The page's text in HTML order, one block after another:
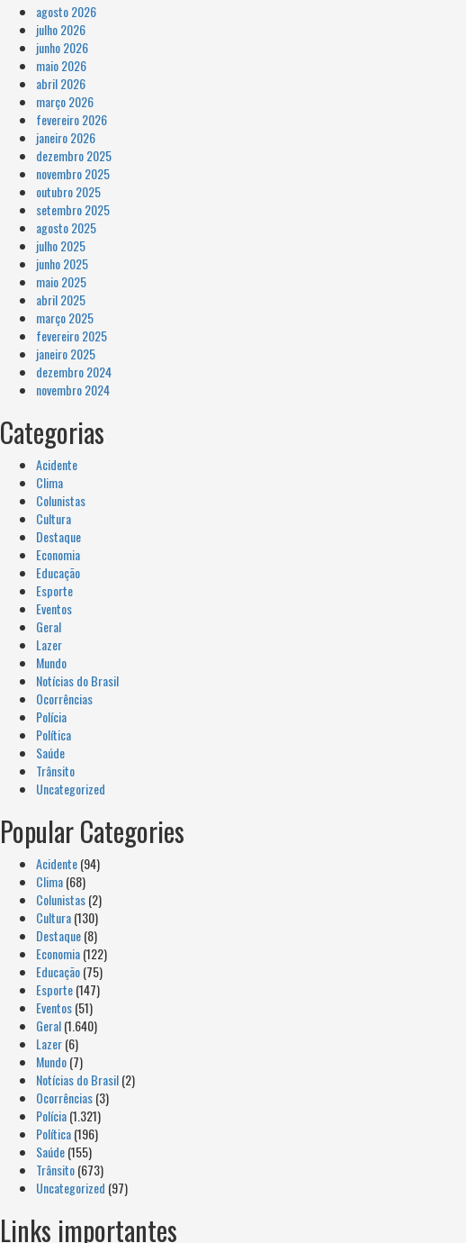
agosto 2026
julho 2026
junho 2026
maio 2026
abril 2026
março 2026
fevereiro 2026
janeiro 2026
dezembro 2025
novembro 2025
outubro 2025
setembro 2025
agosto 2025
julho 2025
junho 2025
maio 2025
abril 2025
março 2025
fevereiro 2025
janeiro 2025
dezembro 2024
novembro 2024
Categorias
Acidente
Clima
Colunistas
Cultura
Destaque
Economia
Educação
Esporte
Eventos
Geral
Lazer
Mundo
Notícias do Brasil
Ocorrências
Polícia
Política
Saúde
Trânsito
Uncategorized
Popular Categories
Acidente(94)
Clima(68)
Colunistas(2)
Cultura(130)
Destaque(8)
Economia(122)
Educação(75)
Esporte(147)
Eventos(51)
Geral(1.640)
Lazer(6)
Mundo(7)
Notícias do Brasil(2)
Ocorrências(3)
Polícia(1.321)
Política(196)
Saúde(155)
Trânsito(673)
Uncategorized (97)
Links importantes